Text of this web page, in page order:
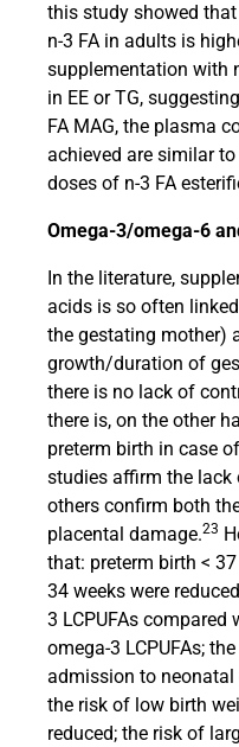
this study showed
n-3 FA in adults is
supplementation with
in EE or TG,
FA MAG, the plasma
achieved are similar
doses of n-3 FA
Omega-3/omega-6
In the literature,
acids is so often
the gestating mother)
growth/duration of
there is no lack of
there is, on the other
preterm birth in case
studies affirm the lack
others confirm both
placental damage.23
that: preterm birth <
34 weeks were
3 LCPUFAs
omega-3 LCPUFAs;
admission to neonatal
the risk of low birth
reduced; the risk of